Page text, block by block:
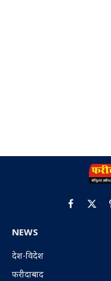
Facebook
X
NEWS
देश-विदेश
फरीदाबाद